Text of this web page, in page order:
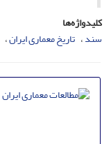
کلیدواژه‌ها
سند تاریخ معماری ایران